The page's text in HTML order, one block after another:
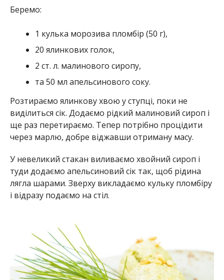
Беремо:
1 кулька морозива пломбір (50 г),
20 ялинкових голок,
2 ст. л. малинового сиропу,
та 50 мл апельсинового соку.
Розтираємо ялинкову хвою у ступці, поки не
виділиться сік. Додаємо рідкий малиновий сироп і
ще раз перетираємо. Тепер потрібно процідити
через марлю, добре віджавши отриману масу.
У невеликий стакан виливаємо хвойний сироп і
туди додаємо апельсиновий сік так, щоб рідина
лягла шарами. Зверху викладаємо кульку пломбіру
і відразу подаємо на стіл.